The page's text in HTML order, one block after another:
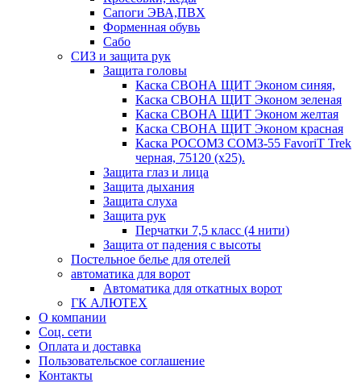
Сапоги ЭВА,ПВХ
Форменная обувь
Сабо
СИЗ и защита рук
Защита головы
Каска СВОНА ЩИТ Эконом синяя,
Каска СВОНА ЩИТ Эконом зеленая
Каска СВОНА ЩИТ Эконом желтая
Каска СВОНА ЩИТ Эконом красная
Каска РОСОМЗ СОМЗ-55 FavoriT Trek
черная, 75120 (х25).
Защита глаз и лица
Защита дыхания
Защита слуха
Защита рук
Перчатки 7,5 класс (4 нити)
Защита от падения с высоты
Постельное белье для отелей
автоматика для ворот
Автоматика для откатных ворот
ГК АЛЮТЕХ
О компании
Соц. сети
Оплата и доставка
Пользовательское соглашение
Контакты